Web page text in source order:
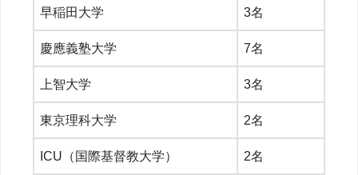
早稲田大学 3名
慶應義塾大学 7名
上智大学 3名
東京理科大学 2名
ICU（国際基督教大学） 2名